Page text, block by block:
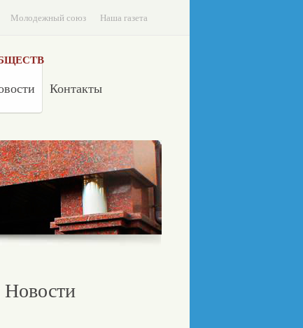
Наша газета
Молодежный союз
Контакты